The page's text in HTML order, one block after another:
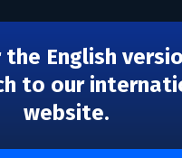
English
to our
website.